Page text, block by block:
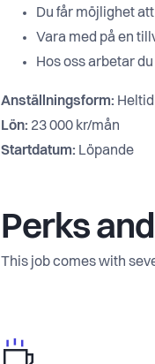
Du får möjlighet
Vara med på en
Hos oss arbetar
Anställningsform: Heltid
Lön: 23 000 kr/mån
Startdatum: Löpande
Perks
This job comes with